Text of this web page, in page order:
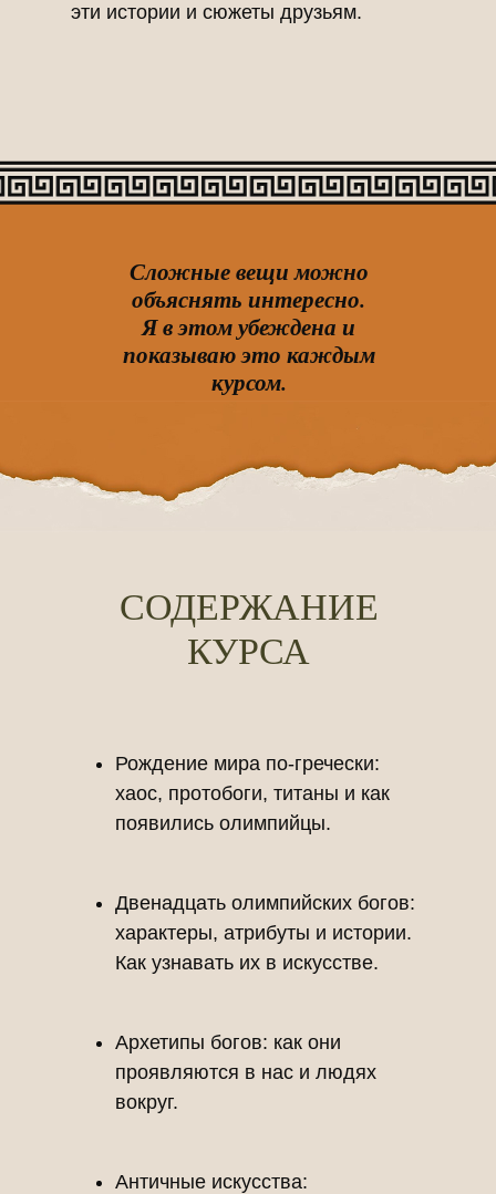
СОДЕРЖАНИЕ
КУРСА
эти истории и сюжеты друзьям.
Сложные вещи можно
объяснять интересно.
Я в этом убеждена и
показываю это каждым
курсом.
Рождение мира по-гречески:
хаос, протобоги, титаны и как
появились олимпийцы.
Двенадцать олимпийских богов:
характеры, атрибуты и истории.
Как узнавать их в искусстве.
Архетипы богов: как они
проявляются в нас и людях
вокруг.
Античные искусства: